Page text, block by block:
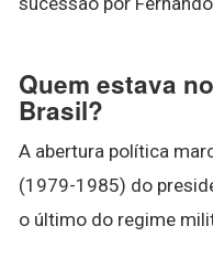
Quem estava
Brasil?
A abertura política
(1979-1985) do
o último do regime